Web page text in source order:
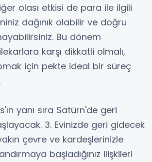
olası etkisi de para ile ilgili
dağınık olabilir ve doğru
Bu dönem
karşı dikkatli olmalı,
için pekte ideal bir süreç
yanı sıra Satürn'de geri
3. Evinizde geri gidecek
çevre ve kardeşlerinizle
başladığınız ilişkileri